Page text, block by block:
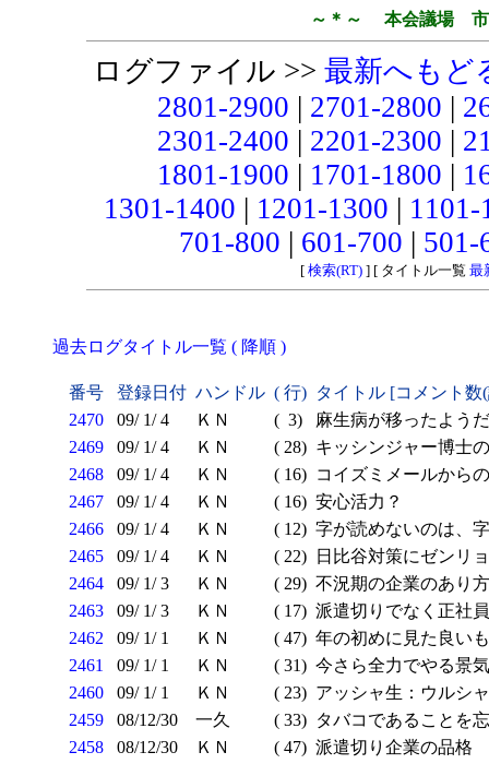
～＊～ 本会議場 市
ログファイル >> 最新へもど
2801-2900 | 2701-2800 |
2301-2400 | 2201-2300 |
1801-1900 | 1701-1800 |
1301-1400 | 1201-1300 |
701-800 | 601-700 |
[ 検索(RT)] [ タイトル一覧 最
過去ログタイトル一覧 ( 降順 )
番号 登録日付 ハンドル ( 行) タイトル [コメント
2470
09/ 1/ 4 ＫＮ ( 3)
麻生病が移ったよう
2469
09/ 1/ 4 ＫＮ ( 28) キッシンジャー博士
2468
09/ 1/ 4 ＫＮ ( 16) コイズミメールから
2467
09/ 1/ 4 ＫＮ ( 16) 安心活力？
2466
09/ 1/ 4 ＫＮ ( 12) 字が読めないのは、
2465
09/ 1/ 4 ＫＮ ( 22)
日比谷対策にゼンリ
2464
09/ 1/ 3 ＫＮ ( 29) 不況期の企業のあり方
2463
09/ 1/ 3 ＫＮ ( 17) 派遣切りでなく正社
2462
09/ 1/ 1 ＫＮ ( 47) 年の初めに見た良い
2461
09/ 1/ 1 ＫＮ ( 31) 今さら全力でやる景
2460
09/ 1/ 1 ＫＮ ( 23) アッシャ生：ウルシ
2459
08/12/30 一久 ( 33) タバコであることを
2458
08/12/30 ＫＮ ( 47) 派遣切り企業の品格